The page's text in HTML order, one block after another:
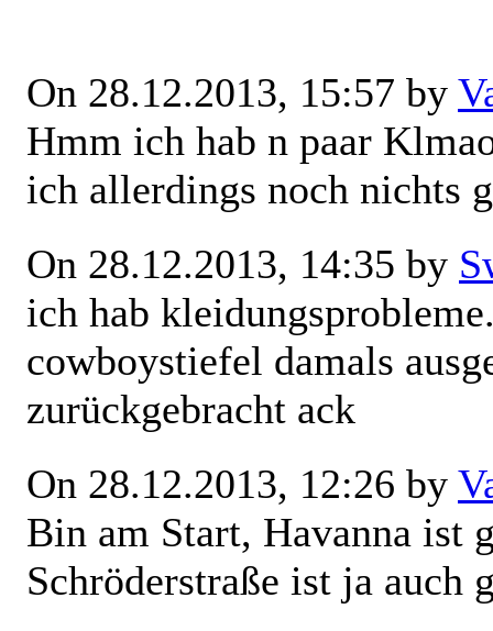
On 28.12.2013, 15:57 by
Hmm ich hab n paar
ich allerdings noch nichts
On 28.12.2013, 14:35 by
ich hab
cowboystiefel damals
zurückgebracht ack
On 28.12.2013, 12:26 by
Bin am Start, Havanna ist
Schröderstraße ist ja auch